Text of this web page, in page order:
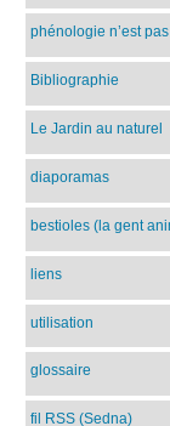
phénologie n’est
Bibliographie
Le Jardin au naturel
diaporamas
bestioles (la gent
liens
utilisation
glossaire
fil RSS (Sedna)